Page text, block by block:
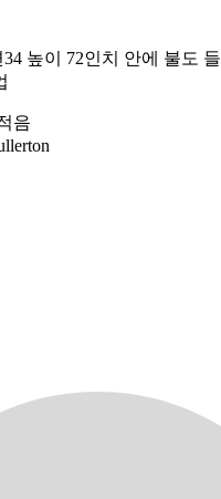
높이 72인치 안에 불도
음